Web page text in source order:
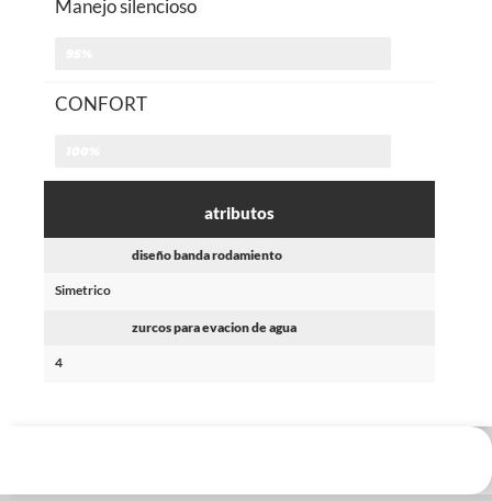
Manejo silencioso
CONFORT
atributos
diseño banda rodamiento
Simetrico
zurcos para evacion de agua
4